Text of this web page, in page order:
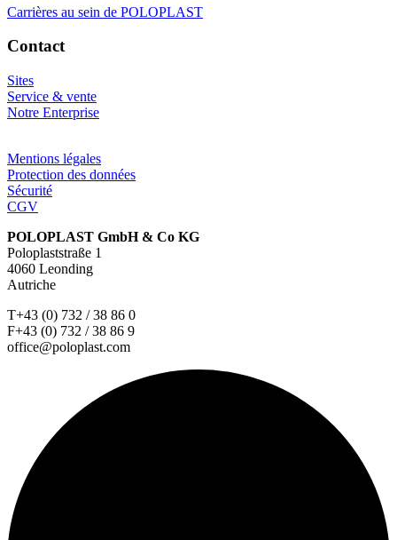
Carrières au sein de POLOPLAST
Contact
Sites
Service & vente
Notre Enterprise
Mentions légales
Protection des données
Sécurité
CGV
POLOPLAST GmbH & Co KG
Poloplaststraße 1
4060 Leonding
Autriche
T+43 (0) 732 / 38 86 0
F+43 (0) 732 / 38 86 9
office@poloplast.com